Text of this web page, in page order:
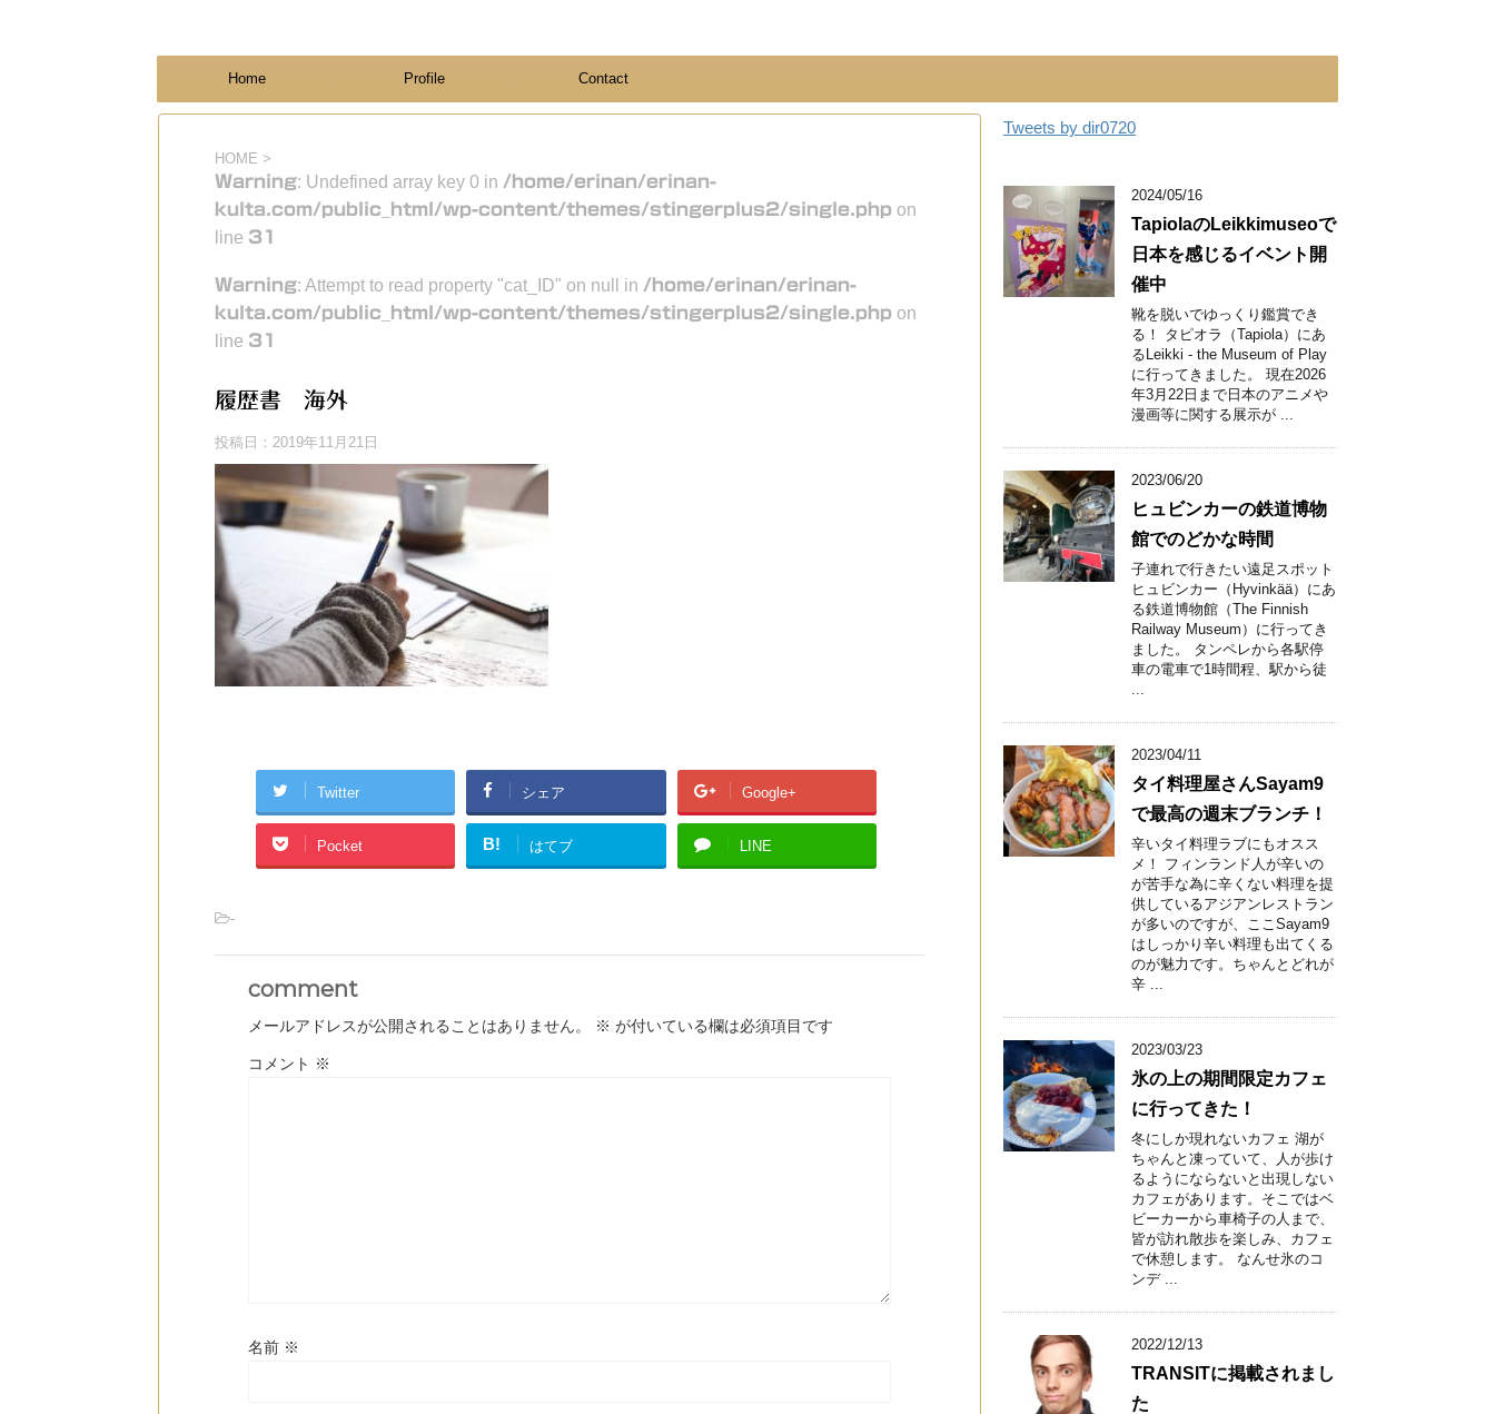
Home Profile Contact
HOME >
Warning: Undefined array key 0 in /home/erinan/erinan-
kulta.com/public_html/wp-content/themes/stingerplus2/single.php on
line 31
Warning: Attempt to read property "cat_ID" on null in /home/erinan/erinan-
kulta.com/public_html/wp-content/themes/stingerplus2/single.php on
line 31
履歴書 海外
投稿日： 2019年11月21日
Twitter シェア Google+
Pocket B! はてブ LINE
-
comment
メールアドレスが公開されることはありません。 ※ が付いている欄は必須項目です
コメント ※
名前 ※
Tweets by dir0720
2024/05/16
TapiolaのLeikkimuseoで
日本を感じるイベント開
催中
靴を脱いでゆっくり鑑賞でき
る！ タピオラ（Tapiola）にあ
るLeikki - the Museum of Play
に行ってきました。 現在2026
年3月22日まで日本のアニメや
漫画等に関する展示が ...
2023/06/20
ヒュビンカーの鉄道博物
館でのどかな時間
子連れで行きたい遠足スポット
ヒュビンカー（Hyvinkää）にあ
る鉄道博物館（The Finnish
Railway Museum）に行ってき
ました。 タンペレから各駅停
車の電車で1時間程、駅から徒
...
2023/04/11
タイ料理屋さんSayam9
で最高の週末ブランチ！
辛いタイ料理ラブにもオスス
メ！ フィンランド人が辛いの
が苦手な為に辛くない料理を提
供しているアジアンレストラン
が多いのですが、ここSayam9
はしっかり辛い料理も出てくる
のが魅力です。ちゃんとどれが
辛 ...
2023/03/23
氷の上の期間限定カフェ
に行ってきた！
冬にしか現れないカフェ 湖が
ちゃんと凍っていて、人が歩け
るようにならないと出現しない
カフェがあります。そこではベ
ビーカーから車椅子の人まで、
皆が訪れ散歩を楽しみ、カフェ
で休憩します。 なんせ氷のコ
ンデ ...
2022/12/13
TRANSITに掲載されまし
た